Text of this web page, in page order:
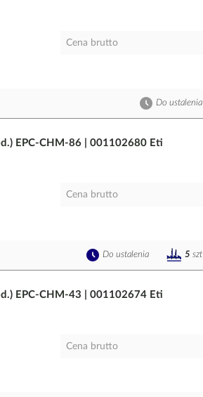
Cena brutto
Do ustalenia
EPC-CHM-86 | 001102680 Eti
Cena brutto
Do ustalenia 5 szt
EPC-CHM-43 | 001102674 Eti
Cena brutto